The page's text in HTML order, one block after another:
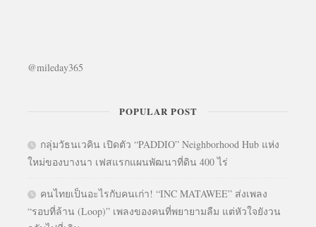
@mileday365
POPULAR POST
กลุ่มวัธนเวคิน เปิดตัว “PADDIO” Neighborhood Hub แห่ง
ใหม่ของบางนา เฟสแรกแผนพัฒนาที่ดิน 400 ไร่
คนไทยเป็นอะไรกับคนเก่า! “INC MATAWEE” ส่งเพลง
“รอบที่ล้าน (Loop)” เพลงของคนที่พยายามลืม แต่หัวใจยังวน